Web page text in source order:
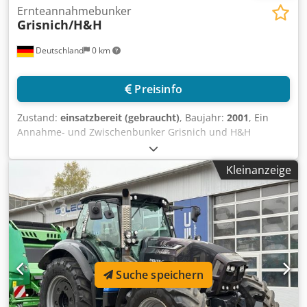
Deutschland 0 km
Ernteannahmebunker
Grisnich/H&H
Preisinfo
Zustand: einsatzbereit (gebraucht), Baujahr: 2001, Ein
Annahme- und Zwischenbunker Grisnich und H&H
Engineering für die Zwischenlagerung von Ernteprodukten
wie Äpfeln, Kartoffeln usw. steht zur Verfügung.
Bunkerzellen: 3, Bunkerzellenkapazität: 33t, Anzahl der
Bandanlagen: 2, Bandanlagenlänge 1/2: 59m/72m. Diese
Anlage ist nicht für die langfristige Lagerung von
Erntegütern, sondern ausschließlich als Zwischenstation
für den LKW-Transport vorgesehen. Dokumentation
vorhanden. Eine Besichtigung vor Ort ist möglich.
Dsdpfszqfx Rox Adtjck
Kleinanzeige
Suche speichern